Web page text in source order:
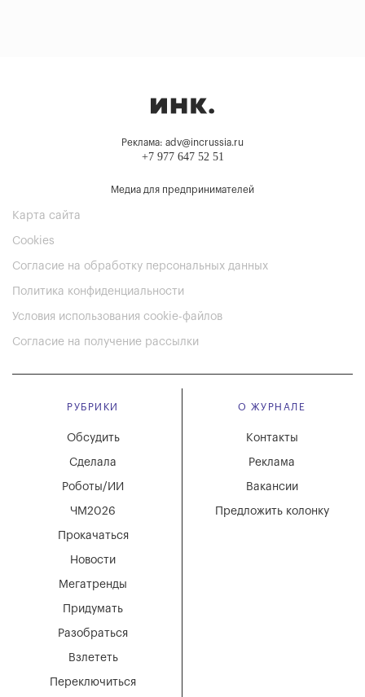
Реклама: adv@incrussia.ru
+7 977 647 52 51
Медиа для предпринимателей
Карта сайта
Cookies
Согласие на обработку персональных данных
Политика конфиденциальности
Условия использования cookie-файлов
Согласие на получение рассылки
РУБРИКИ
Мегатренды
Придумать
Разобраться
Взлететь
Новости
Переключиться
Обсудить
Сделала
Роботы/ИИ
ЧМ2026
Прокачаться
О ЖУРНАЛЕ
Вакансии
Реклама
Контакты
Предложить колонку